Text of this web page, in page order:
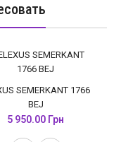
SEMERKANT 1766
BEJ
5 950.00 Грн